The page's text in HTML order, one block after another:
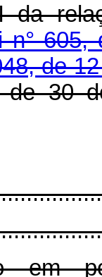
da
n°
de
de 30
em